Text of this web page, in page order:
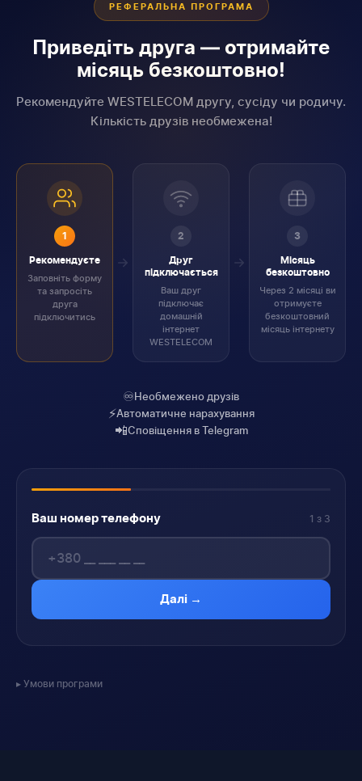
РЕФЕРАЛЬНА ПРОГРАМА
Приведіть друга — отримайте
місяць безкоштовно!
Рекомендуйте WESTELECOM другу, сусіду чи родичу.
Кількість друзів необмежена!
1
Рекомендуєте
Заповніть форму
та запросіть
друга
підключитись
2
Друг
підключається
Ваш друг
підключає
домашній
інтернет
WESTELECOM
3
Місяць
безкоштовно
Через 2 місяці ви
отримуєте
безкоштовний
місяць інтернету
♾️Необмежено друзів
⚡Автоматичне нарахування
📲Сповіщення в Telegram
Ваш номер телефону 1 з 3
Далі →
Умови програми